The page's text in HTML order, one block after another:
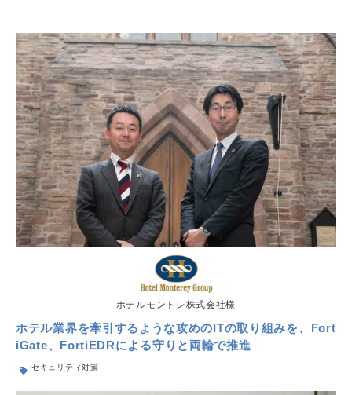
ホテルモントレ株式会社様
ホテル業界を牽引するような攻めのITの取り組みを、Fort
iGate、FortiEDRによる守りと両輪で推進
セキュリティ対策